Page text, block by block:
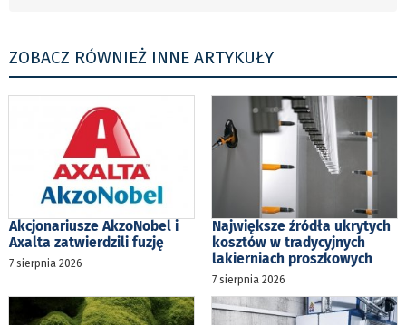
ZOBACZ RÓWNIEŻ INNE ARTYKUŁY
Akcjonariusze AkzoNobel i
Axalta zatwierdzili fuzję
7 sierpnia 2026
Największe źródła ukrytych
kosztów w tradycyjnych
lakierniach proszkowych
7 sierpnia 2026